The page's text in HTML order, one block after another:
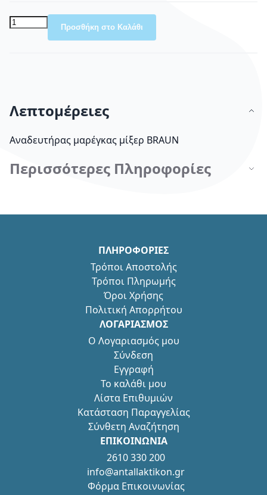
Προσθήκη στο Καλάθι
Λεπτομέρειες
Αναδευτήρας μαρέγκας μίξερ BRAUN
Περισσότερες Πληροφορίες
ΠΛΗΡΟΦΟΡΙΕΣ
Τρόποι Αποστολής
Τρόποι Πληρωμής
Όροι Χρήσης
Πολιτική Απορρήτου
ΛΟΓΑΡΙΑΣΜΟΣ
Ο Λογαριασμός μου
Σύνδεση
Εγγραφή
Το καλάθι μου
Λίστα Επιθυμιών
Κατάσταση Παραγγελίας
Σύνθετη Αναζήτηση
ΕΠΙΚΟΙΝΩΝΙΑ
2610 330 200
info@antallaktikon.gr
Φόρμα Επικοινωνίας